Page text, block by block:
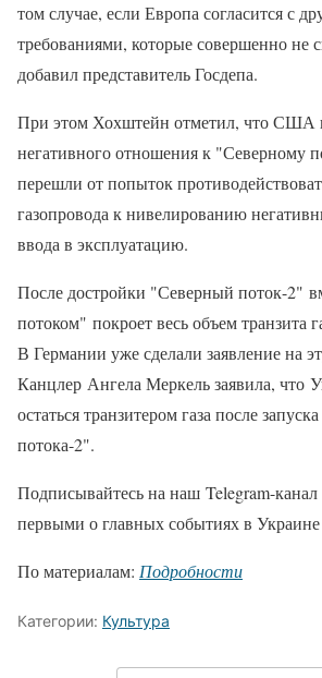
том случае, если Европа согласится с
требованиями, которые совершенно не
добавил представитель Госдепа.
При этом Хохштейн отметил, что США
негативного отношения к "Северному
перешли от попыток
газопровода к нивелированию
ввода в эксплуатацию.
После достройки "Северный поток-2"
потоком" покроет весь объем транзита
В Германии уже сделали заявление на
Канцлер Ангела Меркель заявила, что
остаться транзитером газа после
потока-2".
Подписывайтесь на наш Telegram-
первыми о главных событиях в
По материалам: Подробности
Категории: Культура